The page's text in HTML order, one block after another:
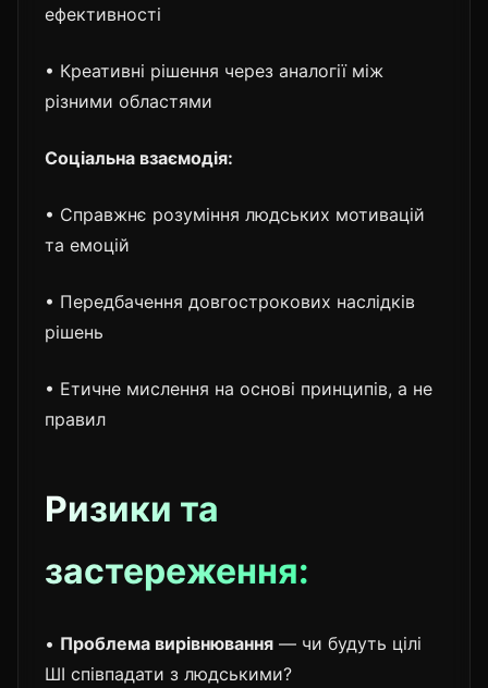
ефективності
• Креативні рішення через аналогії між
різними областями
Соціальна взаємодія:
• Справжнє розуміння людських мотивацій
та емоцій
• Передбачення довгострокових наслідків
рішень
• Етичне мислення на основі принципів, а не
правил
Ризики та
застереження:
• Проблема вирівнювання — чи будуть цілі
ШІ співпадати з людськими?